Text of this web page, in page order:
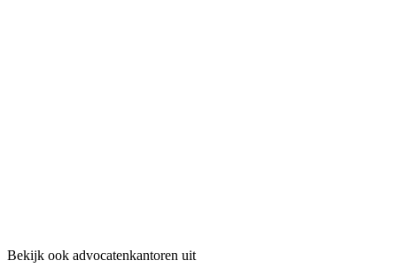
Bekijk ook advocatenkantoren uit